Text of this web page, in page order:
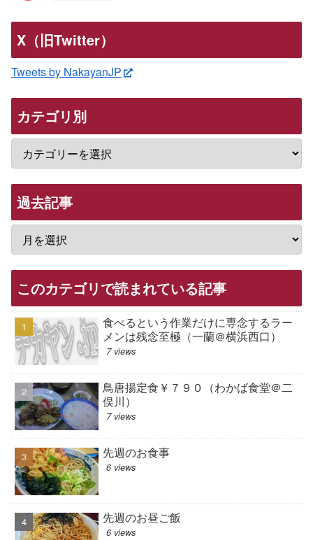
X（旧Twitter）
Tweets by NakayanJP
カテゴリ別
過去記事
このカテゴリで読まれている記事
食べるという作業だけに専念するラー
メンは残念至極（一蘭＠横浜西口）
7 views
鳥唐揚定食￥７９０（わかば食堂＠二
俣川）
7 views
先週のお食事
6 views
先週のお昼ご飯
6 views